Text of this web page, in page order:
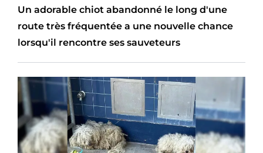
Un adorable chiot abandonné le long d'une
route très fréquentée a une nouvelle chance
lorsqu'il rencontre ses sauveteurs